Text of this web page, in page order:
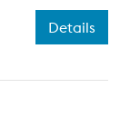
Details